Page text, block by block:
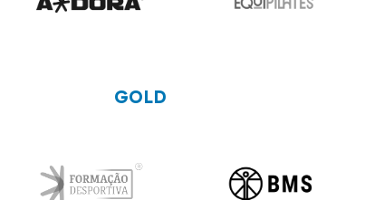
GOLD